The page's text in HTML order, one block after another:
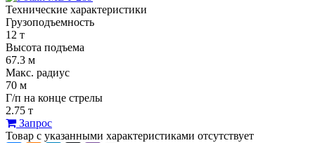
Технические характеристики
Грузоподъемность
12 т
Высота подъема
67.3 м
Макс. радиус
70 м
Г/п на конце стрелы
2.75 т
Запрос
Товар с указанными характеристиками отсутствует